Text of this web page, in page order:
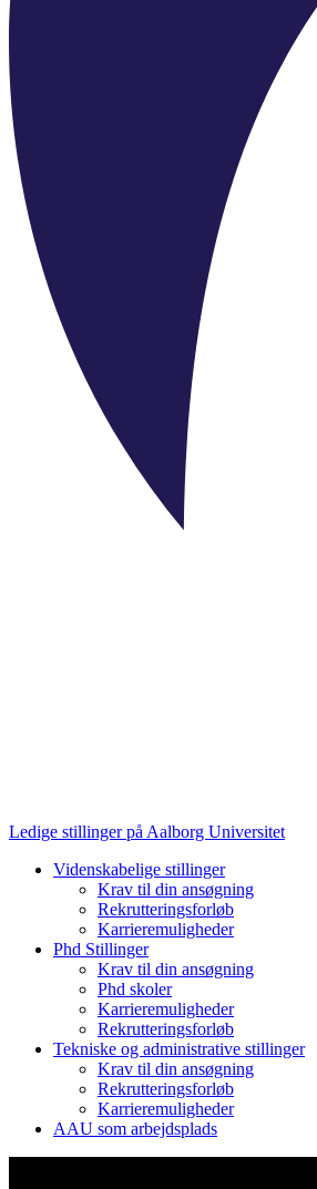
Ledige stillinger på Aalborg Universitet
Videnskabelige stillinger
Krav til din ansøgning
Rekrutteringsforløb
Karrieremuligheder
Phd Stillinger
Krav til din ansøgning
Phd skoler
Karrieremuligheder
Rekrutteringsforløb
Tekniske og administrative stillinger
Krav til din ansøgning
Rekrutteringsforløb
Karrieremuligheder
AAU som arbejdsplads